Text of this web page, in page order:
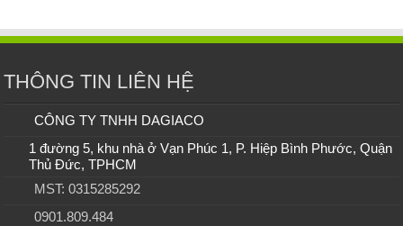
THÔNG TIN LIÊN HỆ
CÔNG TY TNHH DAGIACO
1 đường 5, khu nhà ở Vạn Phúc 1, P. Hiệp Bình Phước, Quận
Thủ Đức, TPHCM
MST: 0315285292
0901.809.484